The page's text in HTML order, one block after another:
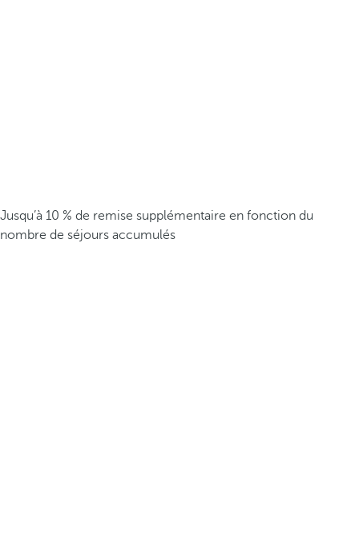
Jusqu’à 10 % de remise supplémentaire en fonction du
nombre de séjours accumulés